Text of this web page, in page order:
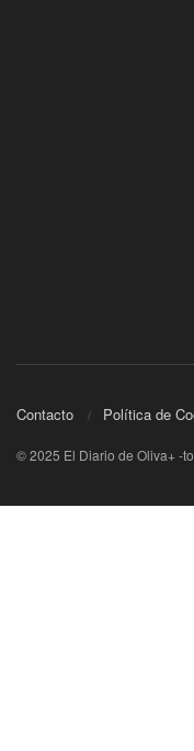
Contacto Política de
© 2025 El Diario de Oliva+ -